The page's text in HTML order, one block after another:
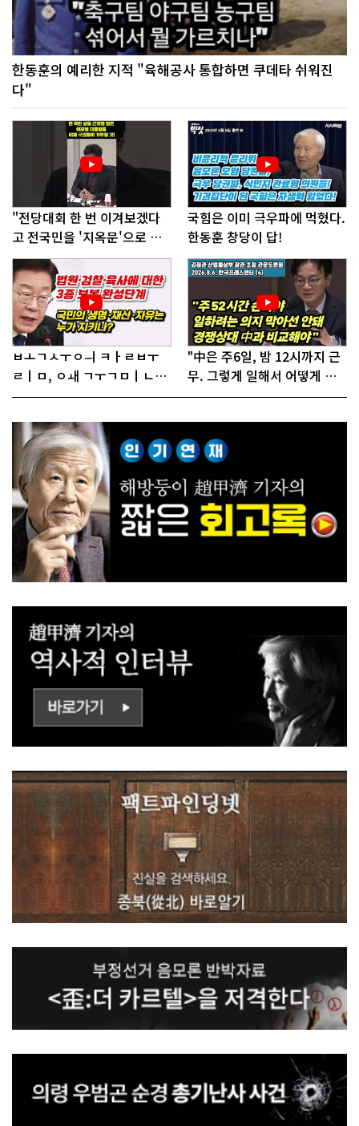
한동훈의 예리한 지적 "육해공사 통합하면 쿠데타 쉬워진
다"
"전당대회 한 번 이겨보겠다
고 전국민을 '지옥문'으로 밀
어!"
국힘은 이미 극우파에 먹혔다.
한동훈 창당이 답!
ㅂㅗㄱㅅㅜㅇㅢ ㅋㅏㄹㅂㅜ
ㄹㅣㅁ, ㅇㅙ ㄱㅜㄱㅁㅣㄴㄷ
ㅡㄹㅇㅣ ㄷㅏㅇㅎㅐㅇㅑ ㅎ
"中은 주6일, 밤 12시까지 근
무. 그렇게 일해서 어떻게 경
쟁하냐 반문하더라"